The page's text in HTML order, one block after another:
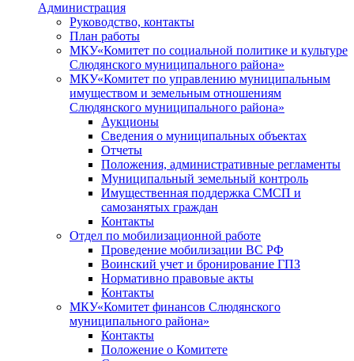
Администрация
Руководство, контакты
План работы
МКУ«Комитет по социальной политике и культуре
Слюдянского муниципального района»
МКУ«Комитет по управлению муниципальным
имуществом и земельным отношениям
Слюдянского муниципального района»
Аукционы
Сведения о муниципальных объектах
Отчеты
Положения, административные регламенты
Муниципальный земельный контроль
Имущественная поддержка СМСП и
самозанятых граждан
Контакты
Отдел по мобилизационной работе
Проведение мобилизации ВС РФ
Воинский учет и бронирование ГПЗ
Нормативно правовые акты
Контакты
МКУ«Комитет финансов Слюдянского
муниципального района»
Контакты
Положение о Комитете